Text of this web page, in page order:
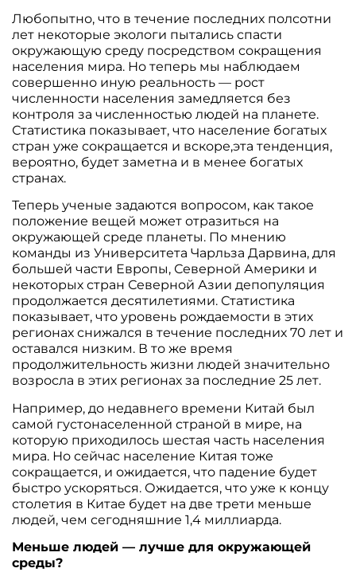
Любопытно, что в течение последних полсотни
лет некоторые экологи пытались спасти
окружающую среду посредством сокращения
населения мира. Но теперь мы наблюдаем
совершенно иную реальность — рост
численности населения замедляется без
контроля за численностью людей на планете.
Статистика показывает, что население богатых
стран уже сокращается и вскоре,эта тенденция,
вероятно, будет заметна и в менее богатых
странах.
Теперь ученые задаются вопросом, как такое
положение вещей может отразиться на
окружающей среде планеты. По мнению
команды из Университета Чарльза Дарвина, для
большей части Европы, Северной Америки и
некоторых стран Северной Азии депопуляция
продолжается десятилетиями. Статистика
показывает, что уровень рождаемости в этих
регионах снижался в течение последних 70 лет и
оставался низким. В то же время
продолжительность жизни людей значительно
возросла в этих регионах за последние 25 лет.
Например, до недавнего времени Китай был
самой густонаселенной страной в мире, на
которую приходилось шестая часть населения
мира. Но сейчас население Китая тоже
сокращается, и ожидается, что падение будет
быстро ускоряться. Ожидается, что уже к концу
столетия в Китае будет на две трети меньше
людей, чем сегодняшние 1,4 миллиарда.
Меньше людей — лучше для окружающей
среды?